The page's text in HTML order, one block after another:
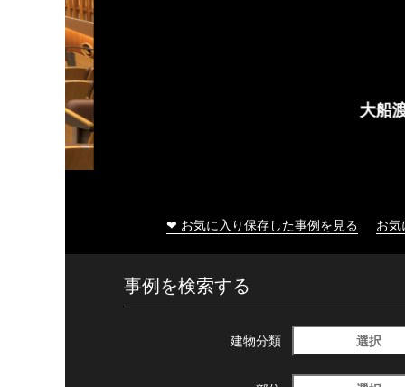
❤ お気に入り保存した事例を見る お
事例を検索する
建物分類 選択